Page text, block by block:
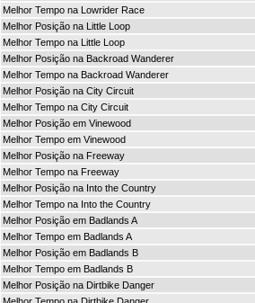
Melhor Tempo na Lowrider Race
Melhor Posição na Little Loop
Melhor Tempo na Little Loop
Melhor Posição na Backroad Wanderer
Melhor Tempo na Backroad Wanderer
Melhor Posição na City Circuit
Melhor Tempo na City Circuit
Melhor Posição em Vinewood
Melhor Tempo em Vinewood
Melhor Posição na Freeway
Melhor Tempo na Freeway
Melhor Posição na Into the Country
Melhor Tempo na Into the Country
Melhor Posição em Badlands A
Melhor Tempo em Badlands A
Melhor Posição em Badlands B
Melhor Tempo em Badlands B
Melhor Posição na Dirtbike Danger